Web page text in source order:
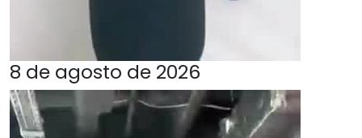
8 de agosto de 2026